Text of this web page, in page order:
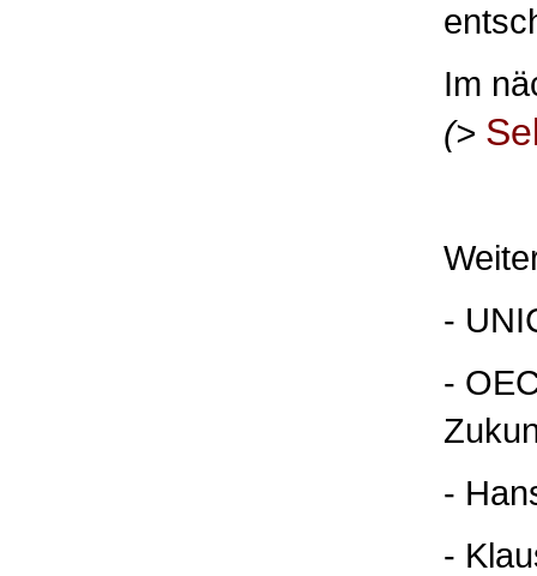
Im
(>
-
-
-
-